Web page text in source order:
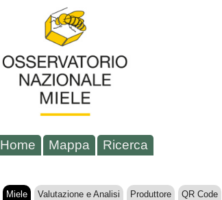
Home Mappa Ricerca
Miele Valutazione e Analisi Produttore QR Code